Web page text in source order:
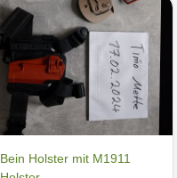
Bein Holster mit M1911